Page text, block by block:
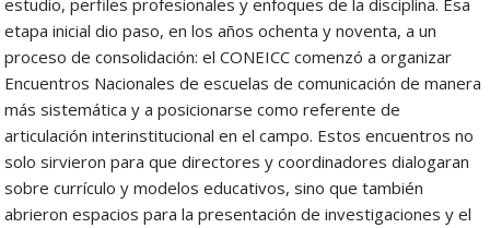
estudio, perfiles profesionales y enfoques de la disciplina. Esa
etapa inicial dio paso, en los años ochenta y noventa, a un
proceso de consolidación: el CONEICC comenzó a organizar
Encuentros Nacionales de escuelas de comunicación de manera
más sistemática y a posicionarse como referente de
articulación interinstitucional en el campo. Estos encuentros no
solo sirvieron para que directores y coordinadores dialogaran
sobre currículo y modelos educativos, sino que también
abrieron espacios para la presentación de investigaciones y el